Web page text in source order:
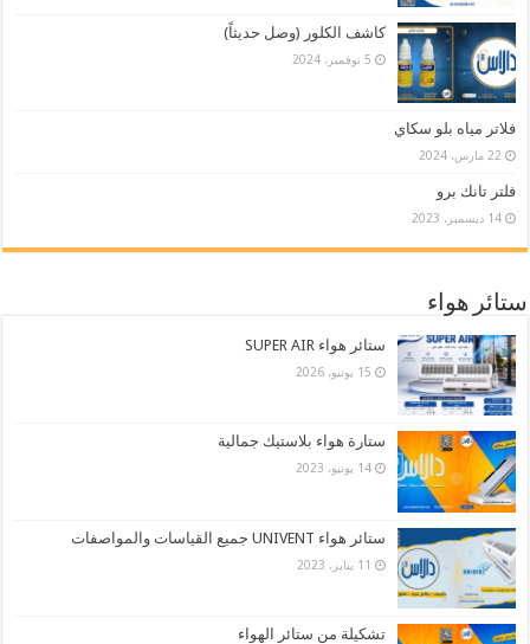
كاشف الكلور (وصل حديثاً)
5 نوفمبر، 2024
فلاتر مياه بلو سكاي
22 مارس، 2024
فلتر تانك برو
14 ديسمبر، 2023
ستائر هواء
ستائر هواء SUPER AIR
15 يونيو، 2026
ستارة هواء بلاستيك جمالية
14 يونيو، 2023
ستائر هواء UNIVENT جميع القياسات والمواصفات
11 يناير، 2023
تشكيلة من ستائر الهواء